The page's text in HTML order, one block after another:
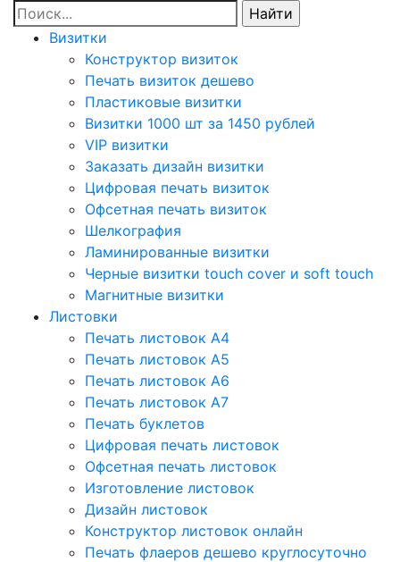
Визитки
Конструктор визиток
Печать визиток дешево
Пластиковые визитки
Визитки 1000 шт за 1450 рублей
VIP визитки
Заказать дизайн визитки
Цифровая печать визиток
Офсетная печать визиток
Шелкография
Ламинированные визитки
Черные визитки touch cover и soft touch
Магнитные визитки
Листовки
Печать листовок А4
Печать листовок А5
Печать листовок А6
Печать листовок А7
Печать буклетов
Цифровая печать листовок
Офсетная печать листовок
Изготовление листовок
Дизайн листовок
Конструктор листовок онлайн
Печать флаеров дешево круглосуточно